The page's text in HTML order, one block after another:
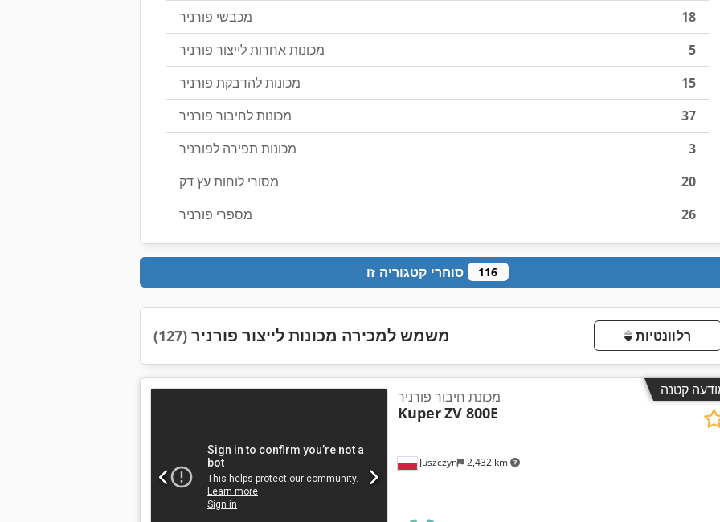
מכבשי פורניר
18
מכונות אחרות לייצור פורניר
5
מכונות להדבקת פורניר
15
מכונות לחיבור פורניר
37
מכונות תפירה לפורניר
3
מסורי לוחות עץ דק
20
מספרי פורניר
26
116
משמש למכירה מכונות לייצור פורניר (127) רלוונטיות
קטנה
Juszczyn 2,432 km
מכונת חיבור פורניר
KuperZV 800E